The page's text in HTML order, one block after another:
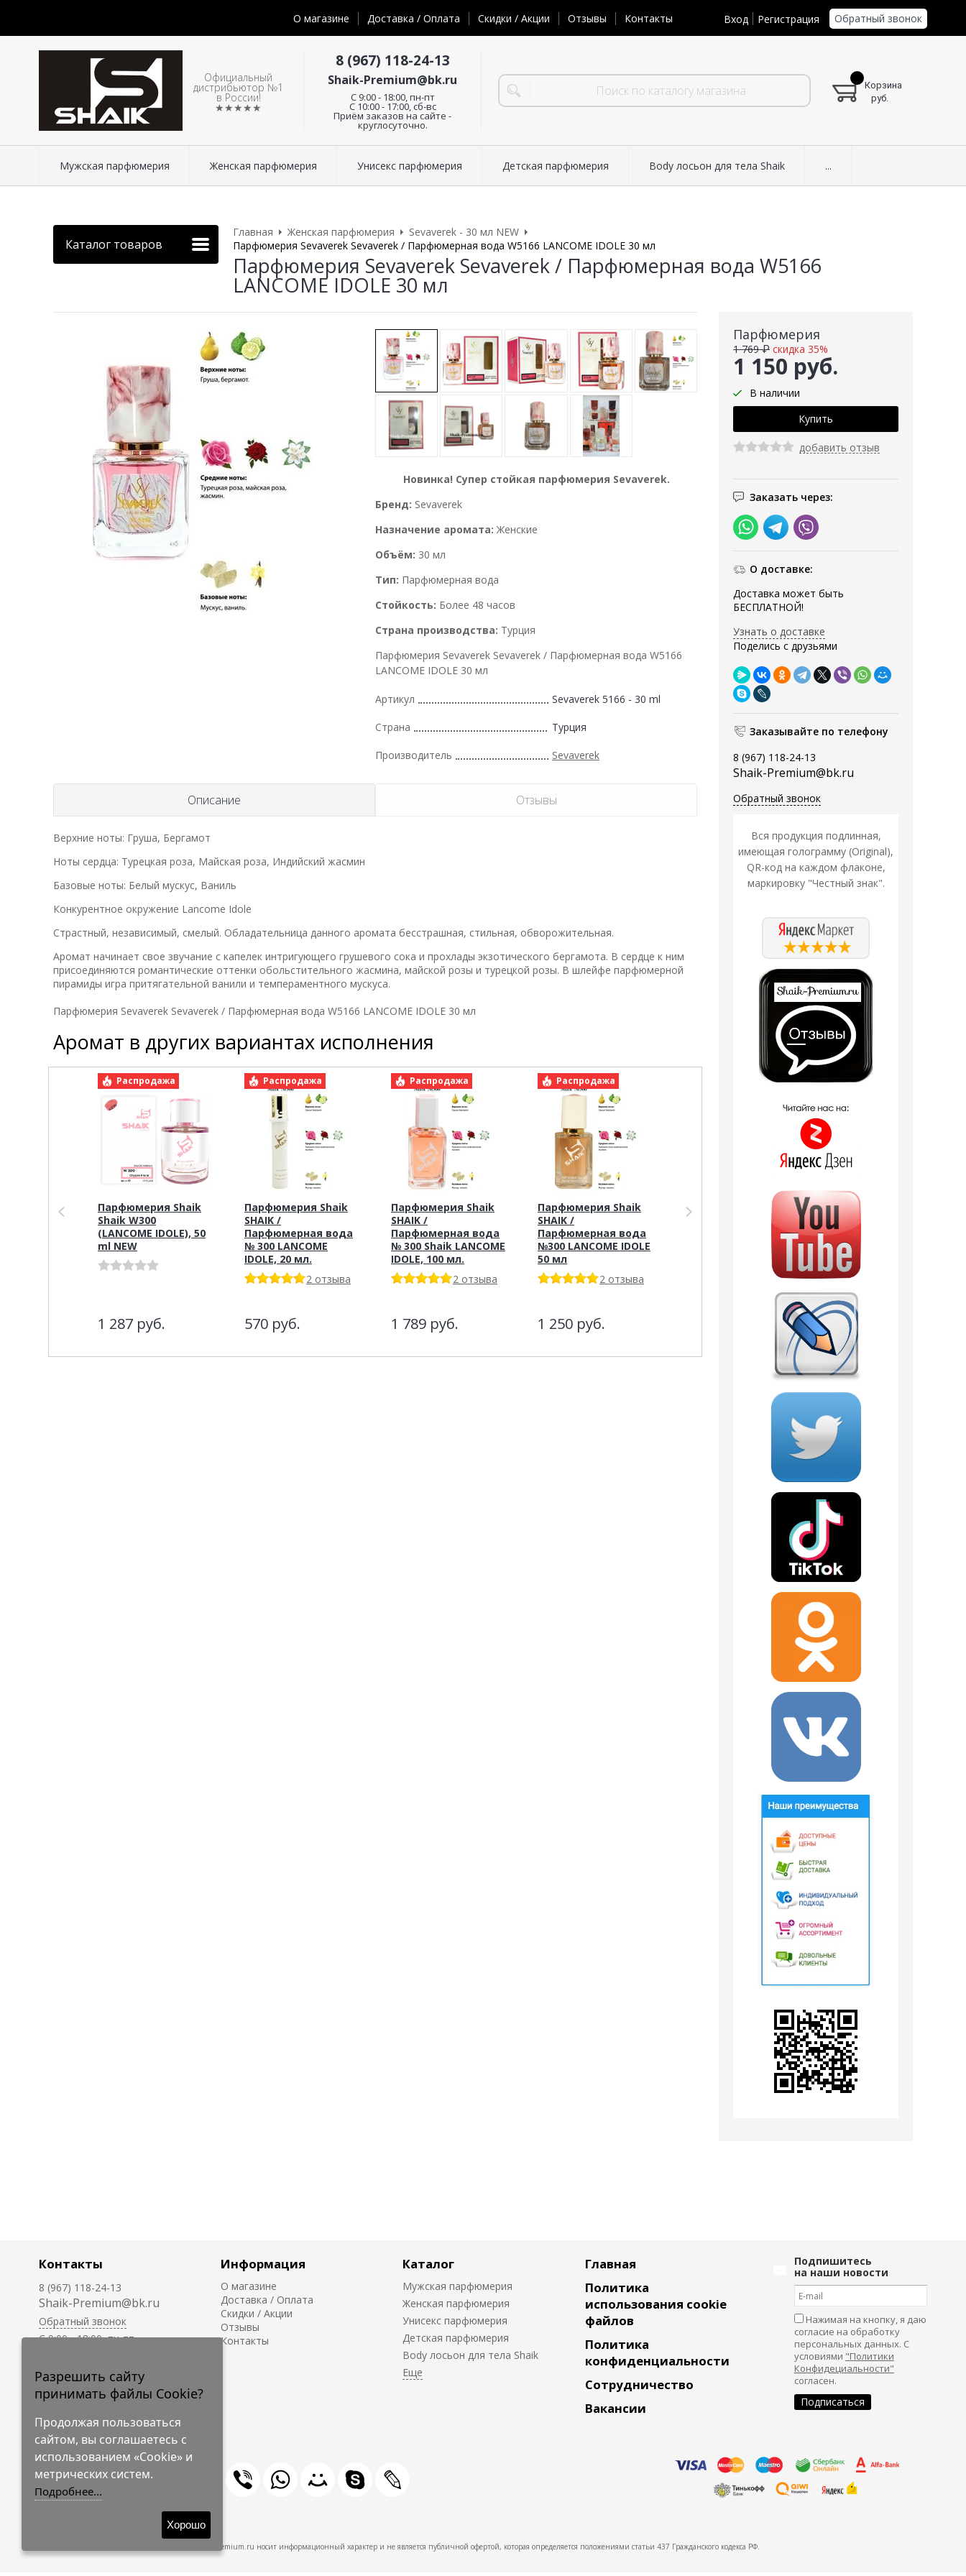
О магазине Доставка / Оплата Скидки / Акции Отзывы Контакты Вход Регистрация Обратный звонок
Официальный
дистрибьютор №1
в России!
★★★★★
8 (967) 118-24-13
Shaik-Premium@bk.ru
C 9:00 - 18:00, пн-пт
С 10:00 - 17:00, сб-вс
Приём заказов на сайте -
круглосуточно.
Корзина
руб.
Мужская парфюмерия Женская парфюмерия Унисекс парфюмерия Детская парфюмерия Body лосьон для тела Shaik ...
Каталог товаров
Главная Женская парфюмерия
Sevaverek - 30 мл NEW
Парфюмерия Sevaverek Sevaverek / Парфюмерная вода W5166 LANCOME IDOLE 30 мл
Парфюмерия Sevaverek Sevaverek / Парфюмерная вода W5166
LANCOME IDOLE 30 мл
Парфюмерия
1 150 руб.
1 769 ₽ скидка 35%
В наличии
добавить отзыв
Заказать через:
О доставке:
Доставка может быть
БЕСПЛАТНОЙ!
Узнать о доставке
Поделись с друзьями
Заказывайте по телефону
8 (967) 118-24-13
Shaik-Premium@bk.ru
Обратный звонок
Вся продукция подлинная,
имеющая голограмму (Original),
QR-код на каждом флаконе,
маркировку "Честный знак".
Новинка! Супер стойкая парфюмерия Sevaverek.
Бренд: Sevaverek
Назначение аромата: Женские
Объём: 30 мл
Тип: Парфюмерная вода
Стойкость: Более 48 часов
Страна производства: Турция
Парфюмерия Sevaverek Sevaverek / Парфюмерная вода W5166
LANCOME IDOLE 30 мл
Артикул Sevaverek 5166 - 30 ml
Страна Турция
Производитель Sevaverek
Описание Отзывы
Верхние ноты: Груша, Бергамот
Ноты сердца: Турецкая роза, Майская роза, Индийский жасмин
Базовые ноты: Белый мускус, Ваниль
Конкурентное окружение Lancome Idole
Страстный, независимый, смелый. Обладательница данного аромата бесстрашная, стильная, обворожительная.
Аромат начинает свое звучание с капелек интригующего грушевого сока и прохлады экзотического бергамота. В сердце к ним
присоединяются романтические оттенки обольстительного жасмина, майской розы и турецкой розы. В шлейфе парфюмерной
пирамиды игра притягательной ванили и темпераментного мускуса.
Парфюмерия Sevaverek Sevaverek / Парфюмерная вода W5166 LANCOME IDOLE 30 мл
Аромат в других вариантах исполнения
Распродажа
Парфюмерия Shaik
Shaik W300
(LANCOME IDOLE), 50
ml NEW
1 287 руб.
Распродажа
Парфюмерия Shaik
SHAIK /
Парфюмерная вода
№ 300 LANCOME
IDOLE, 20 мл.
2 отзыва
570 руб.
Распродажа
Парфюмерия Shaik
SHAIK /
Парфюмерная вода
№ 300 Shaik LANCOME
IDOLE, 100 мл.
2 отзыва
1 789 руб.
Распродажа
Парфюмерия Shaik
SHAIK /
Парфюмерная вода
№300 LANCOME IDOLE
50 мл
2 отзыва
1 250 руб.
Дезодорант Shaik
SHAIK /
Парфюмированный
дезодорант № 300
LANCOME IDOLE, 200
1 отзыв
Распродажа
Парфюмерия Shaik
Shaik W300
(LANCOME IDOLE), 100
ml NEW
1 818
Контакты
8 (967) 118-24-13
Shaik-Premium@bk.ru
Обратный звонок
C 9:00 - 18:00, пн-пт
круглосуточно.
Информация
О магазине
Доставка / Оплата
Скидки / Акции
Отзывы
Контакты
Каталог
Мужская парфюмерия
Женская парфюмерия
Унисекс парфюмерия
Детская парфюмерия
Body лосьон для тела Shaik
Главная
Политика
использования cookie
файлов
Политика
конфиденциальности
Сотрудничество
Вакансии
Подпишитесь
на наши новости
Нажимая на кнопку, я даю
согласие на обработку
персональных данных. С
условиями "Политики
Конфидециальности"
согласен.
© 2009-2026 Shaik-Premium
Shaik-Premium.ru носит информационный характер и не является публичной офертой, которая определяется положениями статьи 437 Гражданского кодекса РФ.
Разрешить сайту
принимать файлы Cookie?
Продолжая пользоваться
сайтом, вы соглашаетесь с
использованием «Cookie» и
метрических систем.
Подробнее...
Хорошо